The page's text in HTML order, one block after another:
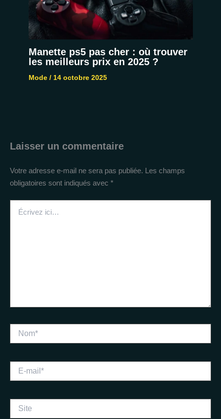
Manette ps5 pas cher : où trouver
les meilleurs prix en 2025 ?
Mode/ 14 octobre 2025
Laisser un commentaire
Votre adresse e-mail ne sera pas publiée. Les champs
obligatoires sont indiqués avec *
ici…
mail*
Site